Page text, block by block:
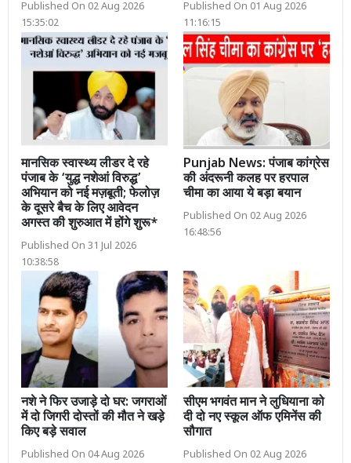
Published On 02 Aug 2026
15:35:02
Published On 01 Aug 2026
11:16:15
मानसिक स्वास्थ्य लीडर दे रहे
पंजाब के ‘युद्ध नशेआं विरुद्ध’
अभियान को नई मज़बूती; फेलोज़
के दूसरे बैच के लिए आवेदन
अगस्त की शुरुआत में होंगे शुरू*
Published On 31 Jul 2026
10:38:58
Punjab News: पंजाब कांग्रेस
की अंदरूनी कलह पर हरपाल
चीमा का आया ये बड़ा बयान
Published On 02 Aug 2026
16:48:56
नशे ने फिर उजाड़े दो घर: जगराओं
में दो जिगरी दोस्तों की मौत ने खड़े
किए बड़े सवाल
Published On 04 Aug 2026
सीएम भगवंत मान ने लुधियाना को
दी दो नए स्कूल ऑफ एमिनेंस की
सौगात
Published On 02 Aug 2026